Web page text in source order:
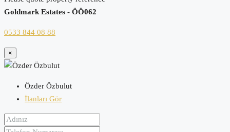
Goldmark Estates - ÖÖ062
0533 844 08 88
×
Özder Özbulut
İlanları Gör